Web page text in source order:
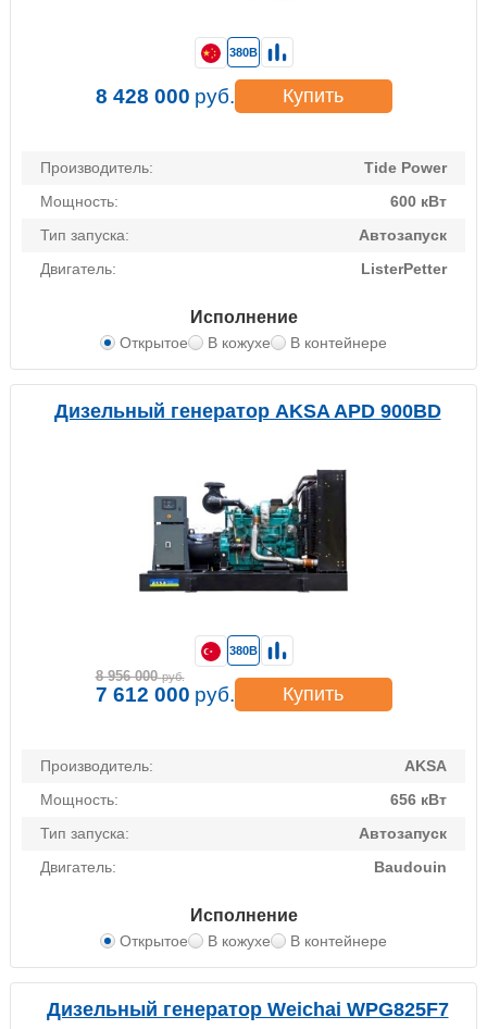
Производитель:
Tide Power
Мощность:
600 кВт
Тип запуска:
Автозапуск
Двигатель:
ListerPetter
Исполнение
Открытое В кожухе В контейнере
380В
8 428 000 руб. Купить
Дизельный генератор AKSA APD 900BD
Производитель:
AKSA
Мощность:
656 кВт
Тип запуска:
Автозапуск
Двигатель:
Baudouin
Исполнение
Открытое В кожухе В контейнере
380В
8 956 000 руб.
7 612 000 руб. Купить
Дизельный генератор Weichai WPG825F7